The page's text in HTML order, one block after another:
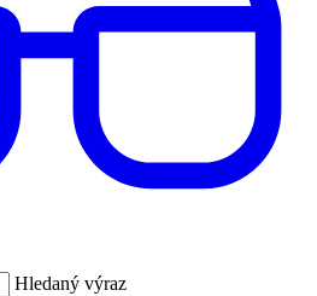
Hledaný výraz